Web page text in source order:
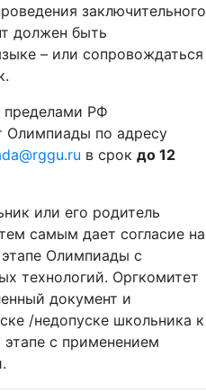
заключительного
должен быть
– или сопровождаться
пределами РФ
Олимпиады по адресу
в срок до 12
или его родитель
самым дает согласие на
Олимпиады с
технологий. Оргкомитет
документ и
/недопуске школьника к
с применением